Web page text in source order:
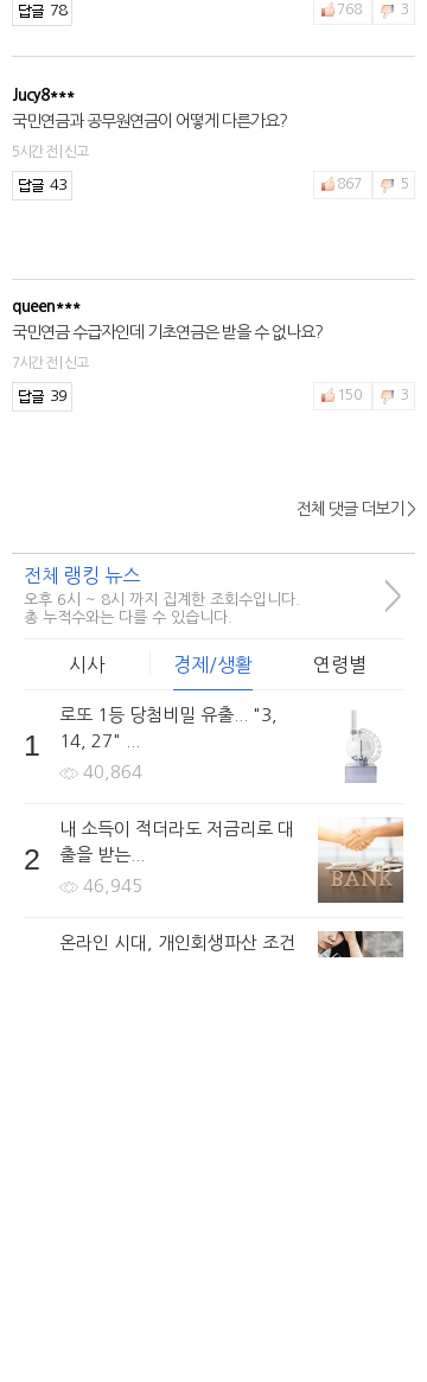
78 768 3
Jucy8***
국민연금과 공무원연금이 어떻게 다른가요?
5시간 전 | 신고
43 867 5
queen***
국민연금 수급자인데 기초연금은 받을 수 없나요?
7시간 전 | 신고
39 150 3
2시간 전 | 신고
91
국민연금 언제까지 내고 언제부터 얼마나 받나요?
4
전체 댓글 더보기 >
전체 랭킹 뉴스
오후 6시 ~ 8시 까지 집계한 조회수입니다.
총 누적수와는 다를 수 있습니다.
>
시사 경제/생활 연령별
1
로또 1등 당첨비밀 유출... "3,
14, 27" ...
40,864
2
내 소득이 적더라도 저금리로 대
출을 받는...
46,945
온라인 시대, 개인회생파산 조건